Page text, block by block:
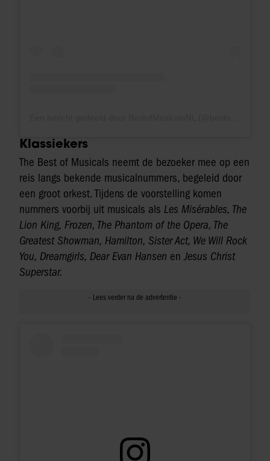
Klassiekers
The Best of Musicals neemt de bezoeker mee op een
reis langs bekende musicalnummers, begeleid door
een groot orkest. Tijdens de voorstelling komen
nummers voorbij uit musicals als Les Misérables, The
Lion King, Frozen, The Phantom of the Opera, The
Greatest Showman, Hamilton, Sister Act, We Will Rock
You, Dreamgirls, Dear Evan Hansen enJesus Christ
Superstar.